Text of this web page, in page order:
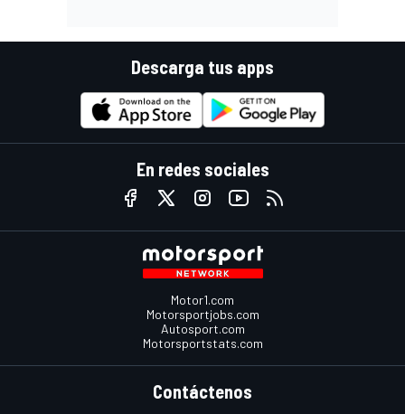
Descarga tus apps
En redes sociales
Motor1.com
Motorsportjobs.com
Autosport.com
Motorsportstats.com
Contáctenos